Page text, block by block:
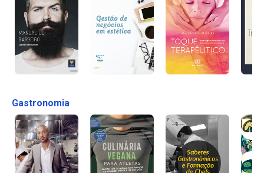
Gastronomia